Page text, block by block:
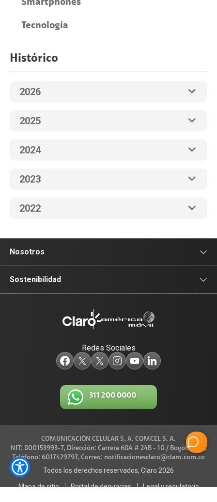
Smartphones
Tecnología
Histórico
2026
2025
2024
2023
2022
Nosotros
Sala de prensa
Legal y regulatorio
Código de Ética América Móvil
Sostenibilidad
Red de Voluntarios
Diversidad, Equidad e Inclusión
Conexiones
Redes Sociales
311 200 0000
COMUNICACIÓN CELULAR S. A. COMCEL S. A.
NIT: 800153993-7, Dirección: Carrera 68A # 24B - 10 / Bogotá D.C.,
Teléfono: 6017429797, Correo: notificacionesclaro@claro.com.co
Todos los derechos reservados, Claro 2026
Mapa de sitio Portal de denuncias Legal y regulatorio